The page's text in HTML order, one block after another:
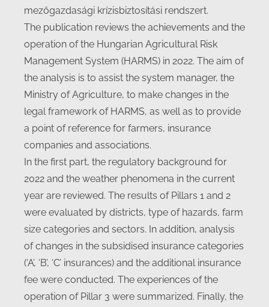
mezőgazdasági krízisbiztosítási rendszert.
The publication reviews the achievements and the
operation of the Hungarian Agricultural Risk
Management System (HARMS) in 2022. The aim of
the analysis is to assist the system manager, the
Ministry of Agriculture, to make changes in the
legal framework of HARMS, as well as to provide
a point of reference for farmers, insurance
companies and associations.
In the first part, the regulatory background for
2022 and the weather phenomena in the current
year are reviewed. The results of Pillars 1 and 2
were evaluated by districts, type of hazards, farm
size categories and sectors. In addition, analysis
of changes in the subsidised insurance categories
(‘A’, ‘B’, ‘C’ insurances) and the additional insurance
fee were conducted. The experiences of the
operation of Pillar 3 were summarized. Finally, the